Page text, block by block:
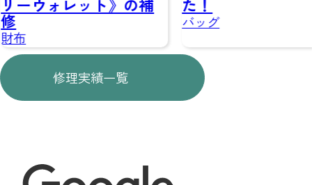
レット》の補
修理実績一覧